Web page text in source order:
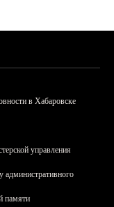
в Хабаровске
управления
административного
памяти